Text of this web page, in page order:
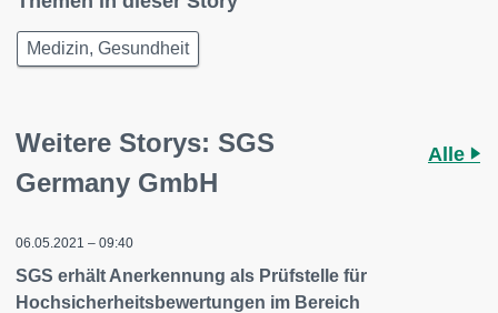
Medizin, Gesundheit
Weitere Storys: SGS
Germany GmbH
Alle
06.05.2021 – 09:40
SGS erhält Anerkennung als Prüfstelle für
Hochsicherheitsbewertungen im Bereich